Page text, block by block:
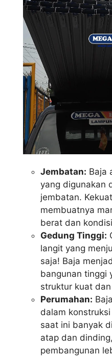
Jembatan: Baja
yang digunakan
jembatan.
membuatnya
berat dan
Gedung Tinggi:
langit yang
saja! Baja
bangunan tinggi
struktur kuat
Perumahan:
dalam
saat ini banyak
atap dan
pembangunan